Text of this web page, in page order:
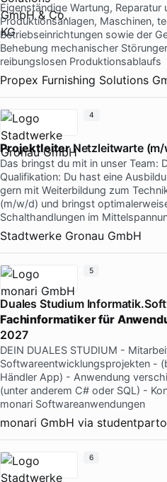
Eigenständige Wartung,
Produktionsanlagen, Maschinen,
Betriebseinrichtungen sowie der
Behebung mechanischer
reibungslosen Produktionsablaufs
Propex Furnishing Solutions
ProjektleiterNetzleitwarte
Das bringst du mit in unser Team:
Qualifikation: Du hast eine
gern mit Weiterbildung zum
(m/w/d) und bringst
Schalthandlungen im
Stadtwerke Gronau GmbH
4
Duales Studium
Fachinformatikerfür
2027
DEIN DUALES STUDIUM -
Softwareentwicklungsprojekten -
Händler App) - Anwendung
(unter anderem C# oder SQL) -
monari Softwareanwendungen
monari GmbH via
5
6